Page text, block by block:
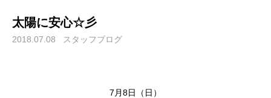
太陽に安心☆彡
2018.07.08 スタッフブログ
7月8日（日）